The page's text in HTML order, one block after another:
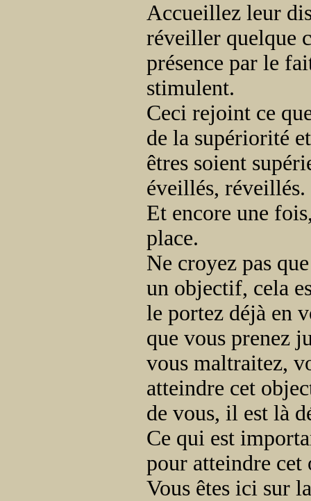
Accueillez leur
réveiller quelque
présence par le
stimulent.
Ceci rejoint ce
de la supériorité
êtres soient
éveillés, réveillés.
Et encore une
place.
Ne croyez pas
un objectif, cela
le portez déjà en
que vous prenez
vous maltraitez,
atteindre cet
de vous, il est là
Ce qui est
pour atteindre
Vous êtes ici sur